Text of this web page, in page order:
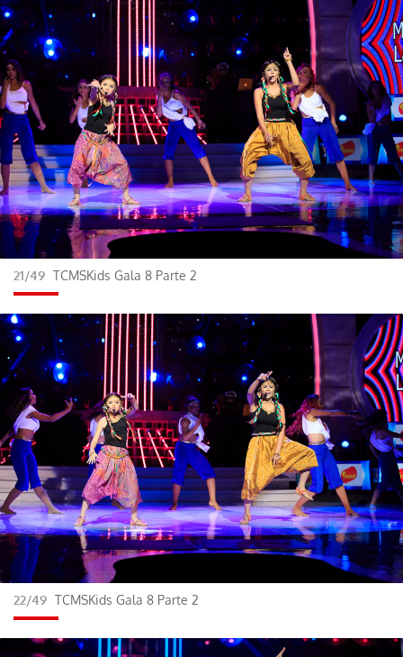
21/49 TCMSKids Gala 8 Parte 2
22/49 TCMSKids Gala 8 Parte 2